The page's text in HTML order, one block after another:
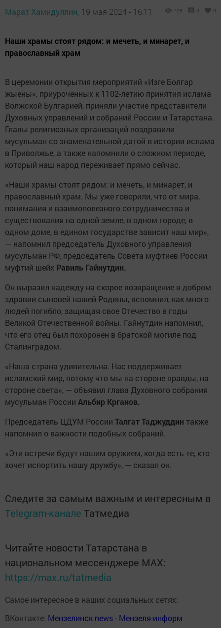
Марат Хамидуллин, 19 мая 2024 - 16:11 728 0 0
Наши храмы стоят рядом: и мечеть, и минарет, и
православный храм
В церемонии открытия мероприятий «Изге Болгар
жыены», приуроченных к 1102-летию принятия ислама
Волжской Булгарией, приняли участие представители
Духовных управлений и собраний России и Татарстана.
Главы религиозных организаций поздравили
мусульман со знаменательной датой в истории ислама
в Приволжье, а также напомнили о сложном периоде,
который наш народ переживает прямо сейчас.
«Наши храмы стоят рядом: и мечеть, и минарет, и
православный храм. Мы уже говорили, что от мира,
понимания и взаимополезного сотрудничества и
существования на одной земле, в одном городе, в
одном доме, в едином государстве зависит наш мир»,
— напомнил председатель Духовного управления
мусульман РФ, председатель Совета муфтиев России
муфтий шейх Равиль Гайнутдин.
Он выразил надежду на скорое возвращение в добром
здравии сыновей нашей Родины, вспомнил, как много
людей погибло, защищая свое Отечество в годы
Великой Отечественной войны. Гайнутдин напомнил,
что его отец был похоронен в братской могиле под
Сталинградом.
«Наша страна удивительна. Нас поддерживает
исламский мир, потому что мы на стороне правды, на
стороне света», — объявил глава Духовного собрания
мусульман России Альбир Крганов.
Председатель ЦДУМ России Талгат Таджуддин также
напомнил о важности подобных собраний.
«Эти встречи будут нашим оружием, когда есть те, кто
хочет испортить нашу дружбу», — сказал он.
Следите за самым важным и интересным в
Telegram-канале Татмедиа
Читайте новости Татарстана в
национальном мессенджере MАХ:
https://max.ru/tatmedia
Самое интересное в наших социальных сетях:
ВКонтакте: Мензелинск news - Мензеля-информ